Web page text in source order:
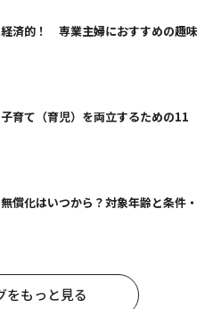
済的！ 専業主婦におすすめの趣味
育て（育児）を両立するための11
償化はいつから？対象年齢と条件・
をもっと見る